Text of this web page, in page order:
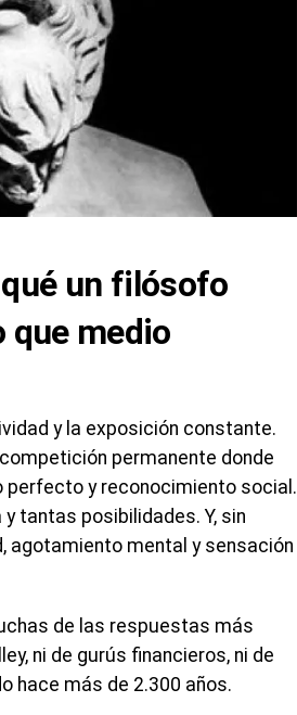
un filósofo
que medio
y la exposición constante.
permanente donde
y reconocimiento social.
tantas posibilidades. Y, sin
agotamiento mental y sensación
de las respuestas más
ni de gurús financieros, ni de
hace más de 2.300 años.